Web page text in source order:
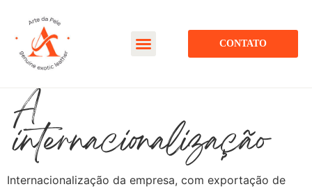
CONTATO
A
internacionalização
Internacionalização da empresa, com exportação de